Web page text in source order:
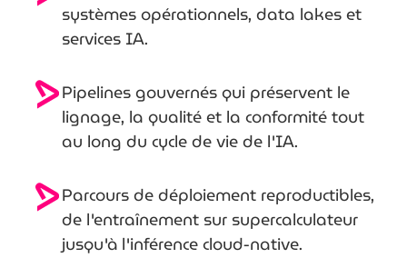
systèmes opérationnels, data lakes et
services IA.
Pipelines gouvernés qui préservent le
lignage, la qualité et la conformité tout
au long du cycle de vie de l'IA.
Parcours de déploiement reproductibles,
de l'entraînement sur supercalculateur
jusqu'à l'inférence cloud-native.